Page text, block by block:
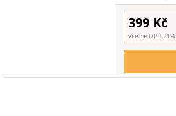
399 Kč
včetně DPH 21%